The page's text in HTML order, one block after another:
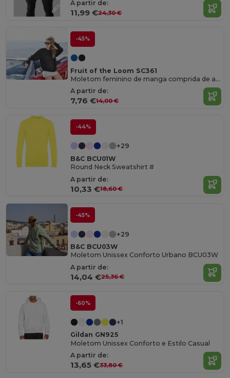
A partir de:
11,99 €24,30 €
-45%
Fruit of the Loom SC361
Moletom feminino de manga comprida de algodão
A partir de:
7,76 €14,00 €
-44%
+29
B&C BCU01W
Round Neck Sweatshirt #
A partir de:
10,33 €18,60 €
-45%
+29
B&C BCU03W
Moletom Unissex Conforto Urbano BCU03W
A partir de:
14,04 €25,36 €
-60%
+1
Gildan GN925
Moletom Unissex Conforto e Estilo Casual
A partir de:
13,65 €33,80 €